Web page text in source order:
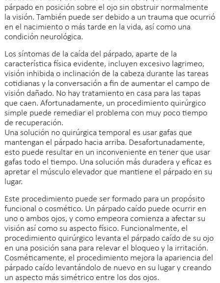
párpado en posición sobre el ojo sin obstruir normalmente
la visión. También puede ser debido a un trauma que ocurrió
en el nacimiento o más tarde en la vida, así como una
condición neurológica.
Los síntomas de la caída del párpado, aparte de la
característica física evidente, incluyen excesivo lagrimeo,
visión inhibida o inclinación de la cabeza durante las tareas
cotidianas y la conversación a fin de aumentar el campo de
visión dañado. No hay tratamiento en casa para las tapas
que caen. Afortunadamente, un procedimiento quirúrgico
simple puede remediar el problema con muy poco tiempo
de recuperación.
Una solución no quirúrgica temporal es usar gafas que
mantengan el párpado hacia arriba. Desafortunadamente,
esto puede resultar en un inconveniente en tener que usar
gafas todo el tiempo. Una solución más duradera y eficaz es
apretar el músculo elevador que mantiene el párpado en su
lugar.
Este procedimiento puede ser formado para un propósito
funcional o cosmético. Un párpado caído puede ocurrir en
uno o ambos ojos, y como empeora comienza a afectar su
visión así como su aspecto físico. Funcionalmente, el
procedimiento quirúrgico levanta el párpado caído de su ojo
en una posición sana para relevar el bloqueo y la irritación.
Cosméticamente, el procedimiento mejora la apariencia del
párpado caído levantándolo de nuevo en su lugar y creando
un aspecto más simétrico entre los dos ojos.